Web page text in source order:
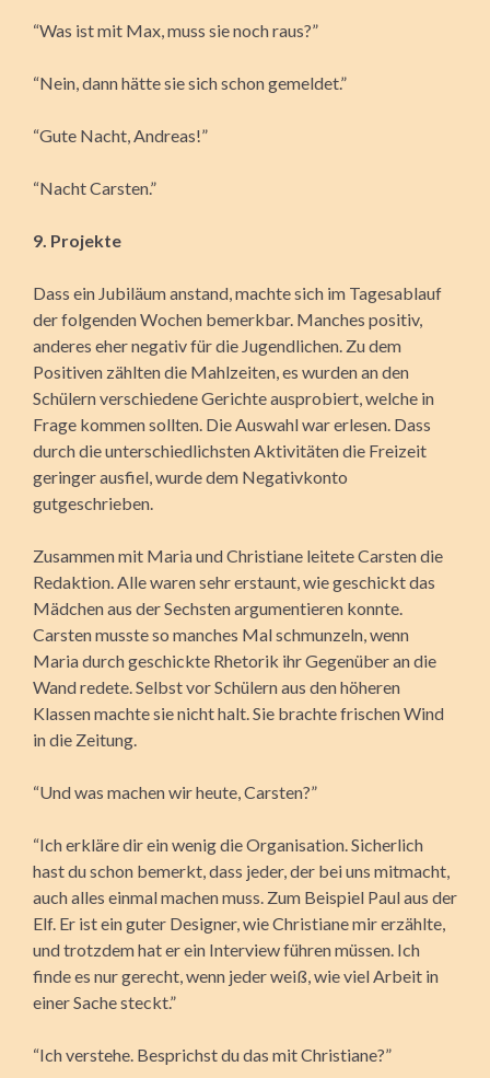
“Was ist mit Max, muss sie noch raus?”
“Nein, dann hätte sie sich schon gemeldet.”
“Gute Nacht, Andreas!”
“Nacht Carsten.”
9. Projekte
Dass ein Jubiläum anstand, machte sich im Tagesablauf
der folgenden Wochen bemerkbar. Manches positiv,
anderes eher negativ für die Jugendlichen. Zu dem
Positiven zählten die Mahlzeiten, es wurden an den
Schülern verschiedene Gerichte ausprobiert, welche in
Frage kommen sollten. Die Auswahl war erlesen. Dass
durch die unterschiedlichsten Aktivitäten die Freizeit
geringer ausfiel, wurde dem Negativkonto
gutgeschrieben.
Zusammen mit Maria und Christiane leitete Carsten die
Redaktion. Alle waren sehr erstaunt, wie geschickt das
Mädchen aus der Sechsten argumentieren konnte.
Carsten musste so manches Mal schmunzeln, wenn
Maria durch geschickte Rhetorik ihr Gegenüber an die
Wand redete. Selbst vor Schülern aus den höheren
Klassen machte sie nicht halt. Sie brachte frischen Wind
in die Zeitung.
“Und was machen wir heute, Carsten?”
“Ich erkläre dir ein wenig die Organisation. Sicherlich
hast du schon bemerkt, dass jeder, der bei uns mitmacht,
auch alles einmal machen muss. Zum Beispiel Paul aus der
Elf. Er ist ein guter Designer, wie Christiane mir erzählte,
und trotzdem hat er ein Interview führen müssen. Ich
finde es nur gerecht, wenn jeder weiß, wie viel Arbeit in
einer Sache steckt.”
“Ich verstehe. Besprichst du das mit Christiane?”